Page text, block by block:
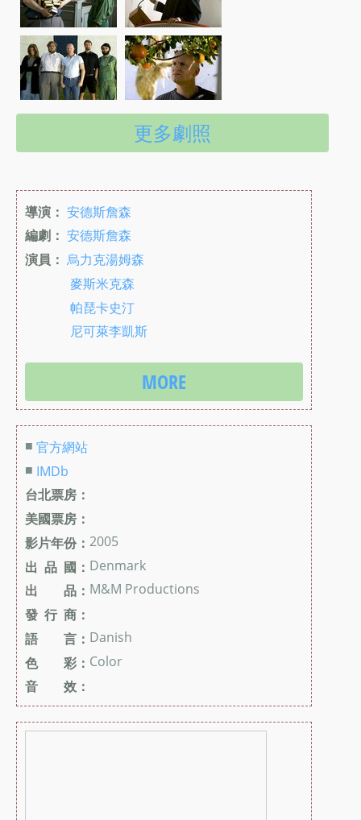
更多劇照
導演： 安德斯詹森
編劇： 安德斯詹森
演員： 烏力克湯姆森
麥斯米克森
帕琵卡史汀
尼可萊李凱斯
MORE
■ 官方網站
■ IMDb
台北票房：
美國票房：
影片年份： 2005
出 品 國： Denmark
出 品： M&M Productions
發 行 商：
語 言： Danish
色 彩： Color
音 效：